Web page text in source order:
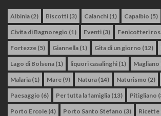
Albinia (2) Biscotti (3) Calanchi (1) Capalbio (5)
Civita di Bagnoregio (1) Eventi (3) Fenicotteri
Fortezze (5) Giannella (1) Gita di un giorno (12)
Lago di Bolsena (1) liquori casalinghi (1) Magliano
Malaria (1) Mare (9) Natura (14) Naturismo (2)
Paesaggio (6) Per tutta la famiglia (13) Pitigliano
Porto Ercole (4) Porto Santo Stefano (3) Ricette